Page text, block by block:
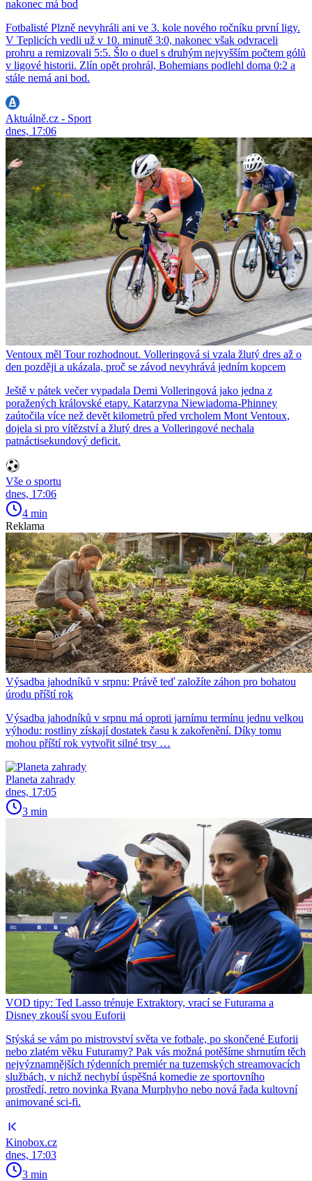
nakonec má bod
Fotbalisté Plzně nevyhráli ani ve 3. kole nového ročníku první ligy.
V Teplicích vedli už v 10. minutě 3:0, nakonec však odvraceli
prohru a remizovali 5:5. Šlo o duel s druhým nejvyšším počtem gólů
v ligové historii. Zlín opět prohrál, Bohemians podlehl doma 0:2 a
stále nemá ani bod.
Aktuálně.cz - Sport
dnes, 17:06
Ventoux měl Tour rozhodnout. Volleringová si vzala žlutý dres až o
den později a ukázala, proč se závod nevyhrává jedním kopcem
Ještě v pátek večer vypadala Demi Volleringová jako jedna z
poražených královské etapy. Katarzyna Niewiadoma-Phinney
zaútočila více než devět kilometrů před vrcholem Mont Ventoux,
dojela si pro vítězství a žlutý dres a Volleringové nechala
patnáctisekundový deficit.
Vše o sportu
dnes, 17:06
4 min
Reklama
Výsadba jahodníků v srpnu: Právě teď založíte záhon pro bohatou
úrodu příští rok
Výsadba jahodníků v srpnu má oproti jarnímu termínu jednu velkou
výhodu: rostliny získají dostatek času k zakořenění. Díky tomu
mohou příští rok vytvořit silné trsy …
Planeta zahrady
dnes, 17:05
3 min
VOD tipy: Ted Lasso trénuje Extraktory, vrací se Futurama a
Disney zkouší svou Euforii
Stýská se vám po mistrovství světa ve fotbale, po skončené Euforii
nebo zlatém věku Futuramy? Pak vás možná potěšíme shrnutím těch
nejvýznamnějších týdenních premiér na tuzemských streamovacích
službách, v nichž nechybí úspěšná komedie ze sportovního
prostředí, retro novinka Ryana Murphyho nebo nová řada kultovní
animované sci-fi.
Kinobox.cz
dnes, 17:03
3 min